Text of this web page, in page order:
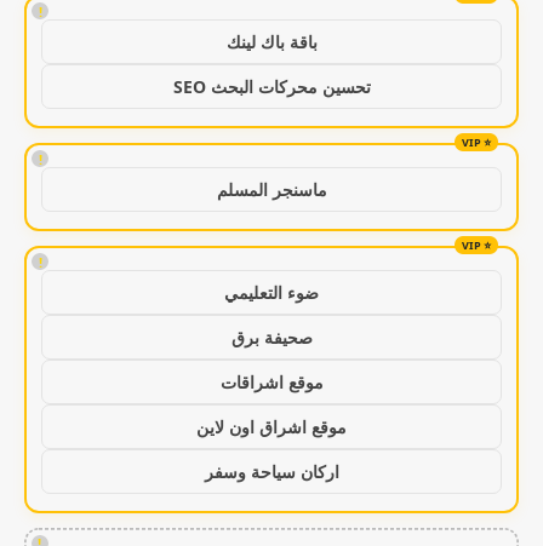
!
باقة باك لينك
تحسين محركات البحث SEO
!
ماسنجر المسلم
!
ضوء التعليمي
صحيفة برق
موقع اشراقات
موقع اشراق اون لاين
اركان سياحة وسفر